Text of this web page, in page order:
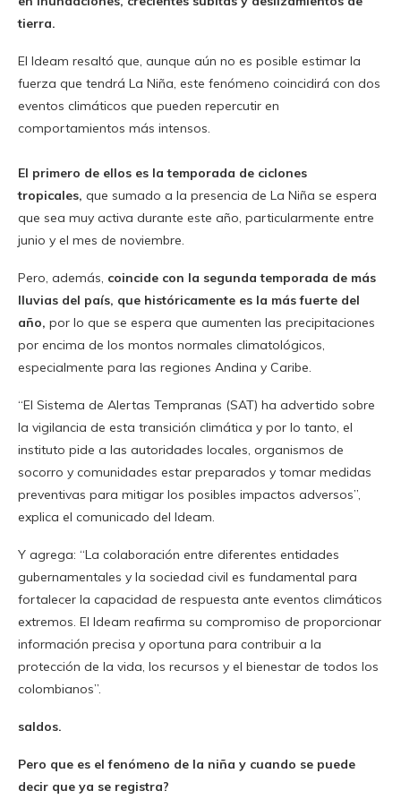
tierra.
El Ideam resaltó que, aunque aún no es posible estimar la
fuerza que tendrá La Niña, este fenómeno coincidirá con dos
eventos climáticos que pueden repercutir en
comportamientos más intensos.
El primero de ellos es la temporada de ciclones
tropicales, que sumado a la presencia de La Niña se espera
que sea muy activa durante este año, particularmente entre
junio y el mes de noviembre.
Pero, además, coincide con la segunda temporada de más
lluvias del país, que históricamente es la más fuerte del
año, por lo que se espera que aumenten las precipitaciones
por encima de los montos normales climatológicos,
especialmente para las regiones Andina y Caribe.
“El Sistema de Alertas Tempranas (SAT) ha advertido sobre
la vigilancia de esta transición climática y por lo tanto, el
instituto pide a las autoridades locales, organismos de
socorro y comunidades estar preparados y tomar medidas
preventivas para mitigar los posibles impactos adversos”,
explica el comunicado del Ideam.
Y agrega: “La colaboración entre diferentes entidades
gubernamentales y la sociedad civil es fundamental para
fortalecer la capacidad de respuesta ante eventos climáticos
extremos. El Ideam reafirma su compromiso de proporcionar
información precisa y oportuna para contribuir a la
protección de la vida, los recursos y el bienestar de todos los
colombianos”.
saldos.
Pero que es el fenómeno de la niña y cuando se puede
decir que ya se registra?